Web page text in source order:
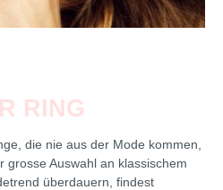
RING
die nie aus der Mode kommen,
grosse Auswahl an klassischem
überdauern, findest